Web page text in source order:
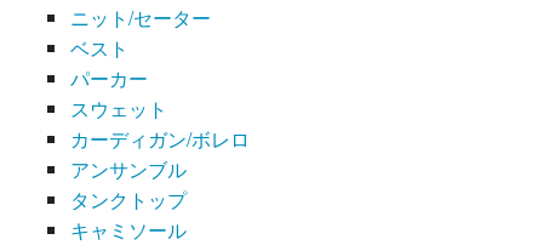
ニット/セーター
ベスト
パーカー
スウェット
カーディガン/ボレロ
アンサンブル
タンクトップ
キャミソール